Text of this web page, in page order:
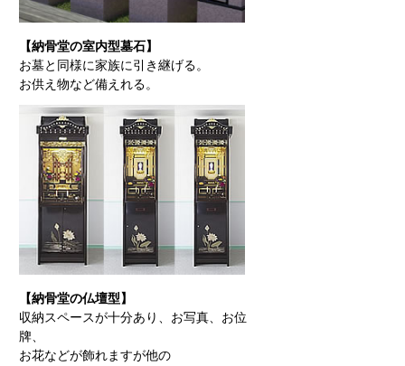
【納骨堂の室内型墓石】
お墓と同様に家族に引き継げる。
お供え物など備えれる。
【納骨堂の仏壇型】
収納スペースが十分あり、お写真、お位
牌、
お花などが飾れますが他の